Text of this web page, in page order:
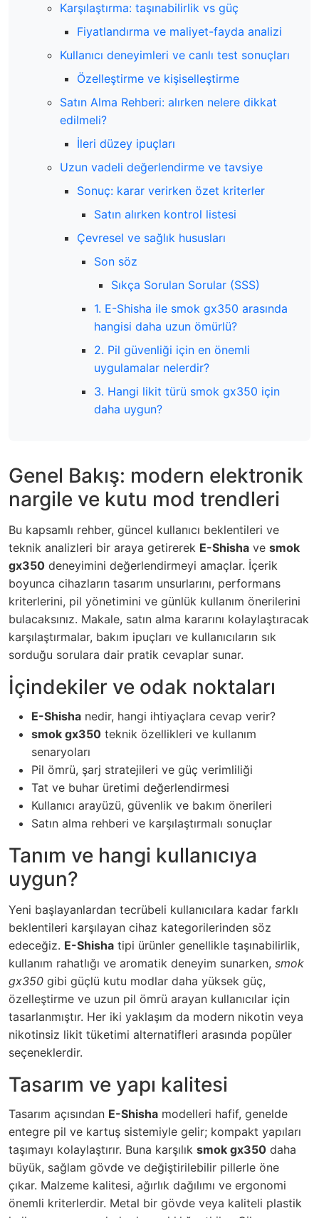
Karşılaştırma: taşınabilirlik vs güç
Fiyatlandırma ve maliyet-fayda analizi
Kullanıcı deneyimleri ve canlı test sonuçları
Özelleştirme ve kişiselleştirme
Satın Alma Rehberi: alırken nelere dikkat
edilmeli?
İleri düzey ipuçları
Uzun vadeli değerlendirme ve tavsiye
Sonuç: karar verirken özet kriterler
Satın alırken kontrol listesi
Çevresel ve sağlık hususları
Son söz
Sıkça Sorulan Sorular (SSS)
1. E-Shisha ile smok gx350 arasında
hangisi daha uzun ömürlü?
2. Pil güvenliği için en önemli
uygulamalar nelerdir?
3. Hangi likit türü smok gx350 için
daha uygun?
Genel Bakış: modern elektronik
nargile ve kutu mod trendleri
Bu kapsamlı rehber, güncel kullanıcı beklentileri ve
teknik analizleri bir araya getirerek E-Shisha ve smok
gx350 deneyimini değerlendirmeyi amaçlar. İçerik
boyunca cihazların tasarım unsurlarını, performans
kriterlerini, pil yönetimini ve günlük kullanım önerilerini
bulacaksınız. Makale, satın alma kararını kolaylaştıracak
karşılaştırmalar, bakım ipuçları ve kullanıcıların sık
sorduğu sorulara dair pratik cevaplar sunar.
İçindekiler ve odak noktaları
E-Shisha nedir, hangi ihtiyaçlara cevap verir?
smok gx350 teknik özellikleri ve kullanım
senaryoları
Pil ömrü, şarj stratejileri ve güç verimliliği
Tat ve buhar üretimi değerlendirmesi
Kullanıcı arayüzü, güvenlik ve bakım önerileri
Satın alma rehberi ve karşılaştırmalı sonuçlar
Tanım ve hangi kullanıcıya
uygun?
Yeni başlayanlardan tecrübeli kullanıcılara kadar farklı
beklentileri karşılayan cihaz kategorilerinden söz
edeceğiz. E-Shisha tipi ürünler genellikle taşınabilirlik,
kullanım rahatlığı ve aromatik deneyim sunarken, smok
gx350 gibi güçlü kutu modlar daha yüksek güç,
özelleştirme ve uzun pil ömrü arayan kullanıcılar için
tasarlanmıştır. Her iki yaklaşım da modern nikotin veya
nikotinsiz likit tüketimi alternatifleri arasında popüler
seçeneklerdir.
Tasarım ve yapı kalitesi
Tasarım açısından E-Shisha modelleri hafif, genelde
entegre pil ve kartuş sistemiyle gelir; kompakt yapıları
taşımayı kolaylaştırır. Buna karşılık smok gx350 daha
büyük, sağlam gövde ve değiştirilebilir pillerle öne
çıkar. Malzeme kalitesi, ağırlık dağılımı ve ergonomi
önemli kriterlerdir. Metal bir gövde veya kaliteli plastik